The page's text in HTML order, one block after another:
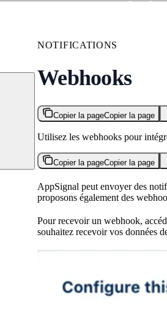
NOTIFICATIONS
Webhooks
Copier la pageCopier la page
Utilisez les webhooks pour
Copier la pageCopier la page
AppSignal peut envoyer des
proposons également des
Pour recevoir un webhook,
souhaitez recevoir vos données